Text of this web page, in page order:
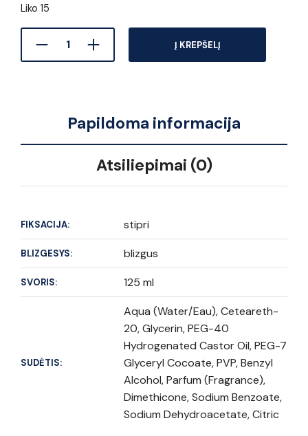
Liko 15
Į KREPŠELĮ
Papildoma informacija
Atsiliepimai (0)
FIKSACIJA: stipri
BLIZGESYS: blizgus
SVORIS: 125 ml
SUDĖTIS:
Aqua (Water/Eau), Ceteareth-
20, Glycerin, PEG-40
Hydrogenated Castor Oil, PEG-7
Glyceryl Cocoate, PVP, Benzyl
Alcohol, Parfum (Fragrance),
Dimethicone, Sodium Benzoate,
Sodium Dehydroacetate, Citric